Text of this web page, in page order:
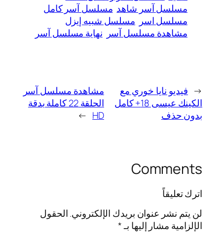
مسلسل آسر شاهد مسلسل آسر كامل
مسلسل اسر مسلسل شبيه إيزل
مشاهدة مسلسل آسر نهاية مسلسل آسر
← فيديو نايا خوري مع
الكينك عيسى 18+ كامل
بدون حذف
مشاهدة مسلسل آسر
الحلقة 22 كاملة بدقة
HD
→
Comments
اترك تعليقاً
لن يتم نشر عنوان بريدك الإلكتروني.الحقول
الإلزامية مشار إليها بـ*